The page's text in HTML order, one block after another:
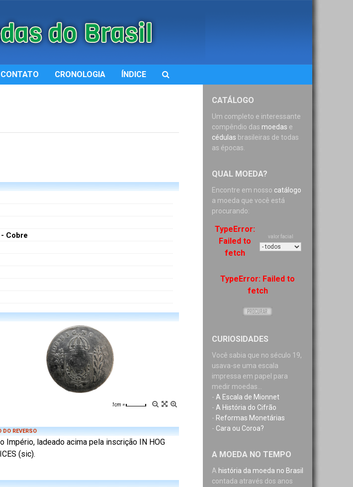
CONTATO CRONOLOGIA ÍNDICE
CATÁLOGO
Um completo e interessante
compêndio das moedas e
cédulas brasileiras de todas
as épocas.
QUAL MOEDA?
Encontre em nosso catálogo
a moeda que você está
procurando:
TypeError:
Failed to
fetch
valor facial
TypeError: Failed to
fetch
CURIOSIDADES
Você sabia que no século 19,
usava-se uma escala
impressa em papel para
medir moedas...
- A Escala de Mionnet
- A História do Cifrão
- Reformas Monetárias
- Cara ou Coroa?
A MOEDA NO TEMPO
A história da moeda no Brasil
contada através dos anos
Cobre
1cm =
DO REVERSO
Império, ladeado acima pela inscrição IN HOG
(sic).